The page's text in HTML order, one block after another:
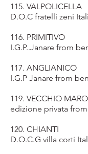
115. VALPOLICELLA
D.O.C fratelli zeni
116. PRIMITIVO
I.G.P..Janare from
117. ANGLIANICO
I.G.P Janare from
119. VECCHIO
edizione privata
120. CHIANTI
D.O.C.G villa corti